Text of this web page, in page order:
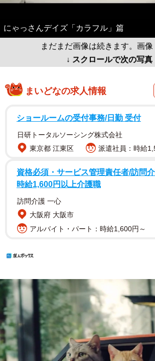
にゃっさんデイズ「カラフル」篇
まだまだ画像は続きます。画像
↓ スクロールで次の写真
まいどなの求人情報
ショールームの受付事務/日勤 受付
日研トータルソーシング株式会社
東京都 江東区
派遣社員：時給
資格必須・サービス管理責任者/訪問
時給1,600円以上介護職
訪問介護 一心
大阪府 大阪市
アルバイト・パート：時給1,600円～